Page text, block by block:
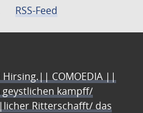
RSS-Feed
Hirsing.|| COMOEDIA ||
kampff/
Ritterschafft/ das